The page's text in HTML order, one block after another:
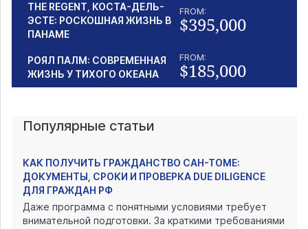
THE REGENT, КОСТА-ДЕЛЬ-
ЭСТЕ: РОСКОШНАЯ ЖИЗНЬ В
ПАНАМЕ
FROM:
$395,000
РОЯЛ ПАЛМ: СОВРЕМЕННАЯ
ЖИЗНЬ У ТИХОГО ОКЕАНА
FROM:
$185,000
Популярные статьи
КАК ПОЛУЧИТЬ ГРАЖДАНСТВО САН-ТОМЕ:
ДОКУМЕНТЫ, СРОКИ И ПРОВЕРКА DUE DILIGENCE
ДЛЯ ГРАЖДАН РФ
Даже программа с понятными условиями требует
внимательной подготовки. За краткими требованиями